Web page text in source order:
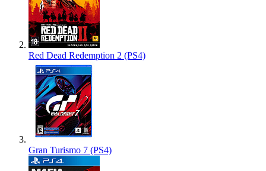
Red Dead Redemption 2 (PS4)
Gran Turismo 7 (PS4)